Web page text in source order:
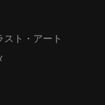
スト・アート